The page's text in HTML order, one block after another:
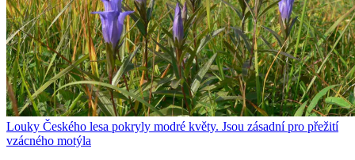
Louky Českého lesa pokryly modré květy. Jsou zásadní pro přežití
vzácného motýla